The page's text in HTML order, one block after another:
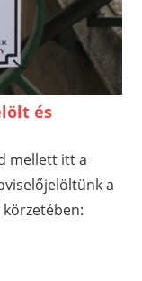
és
mellett itt a
a
körzetében: